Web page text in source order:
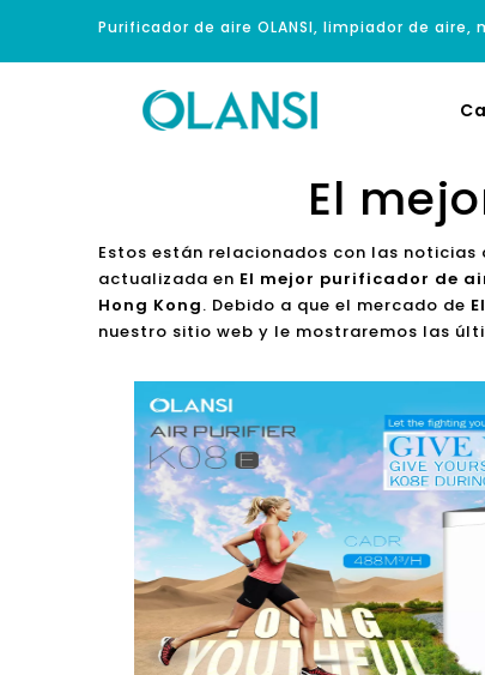
Purificador de aire OLANSI, limpiador de
El
Estos están relacionados con las noticias
actualizada en El mejor purificador de
Hong Kong. Debido a que el mercado de
nuestro sitio web y le mostraremos las